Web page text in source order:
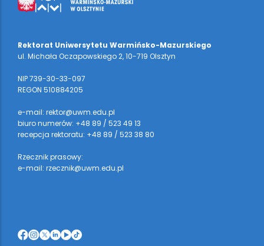
Rektorat Uniwersytetu Warmińsko-Mazurskiego
ul. Michała Oczapowskiego 2, 10-719 Olsztyn
NIP 739-30-33-097
REGON 510884205
e-mail: rektor@uwm.edu.pl
biuro numerów: +48 89 / 523 49 13
recepcja rektoratu: +48 89 / 523 38 80
Rzecznik prasowy:
e-mail: rzecznik@uwm.edu.pl